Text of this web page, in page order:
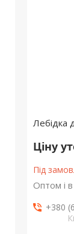
Лебідка
Ціну
Під
Оптом і
+380